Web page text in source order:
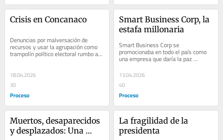
Crisis en Concanaco
Denuncias por malversación de
recursos y usar la agrupación como
trampolín político electoral rumbo a
las elecciones de 2027 tienen a la...
18.04.2026
30
Proceso
Smart Business Corp, la
estafa millonaria
Smart Business Corp se
promocionaba en todo el país como
una empresa que daría la paz
financiera a las familias, con
ganancias seguras en dólares...
13.04.2026
40
Proceso
Muertos, desaparecidos
y desplazados: Una
La fragilidad de la
presidenta